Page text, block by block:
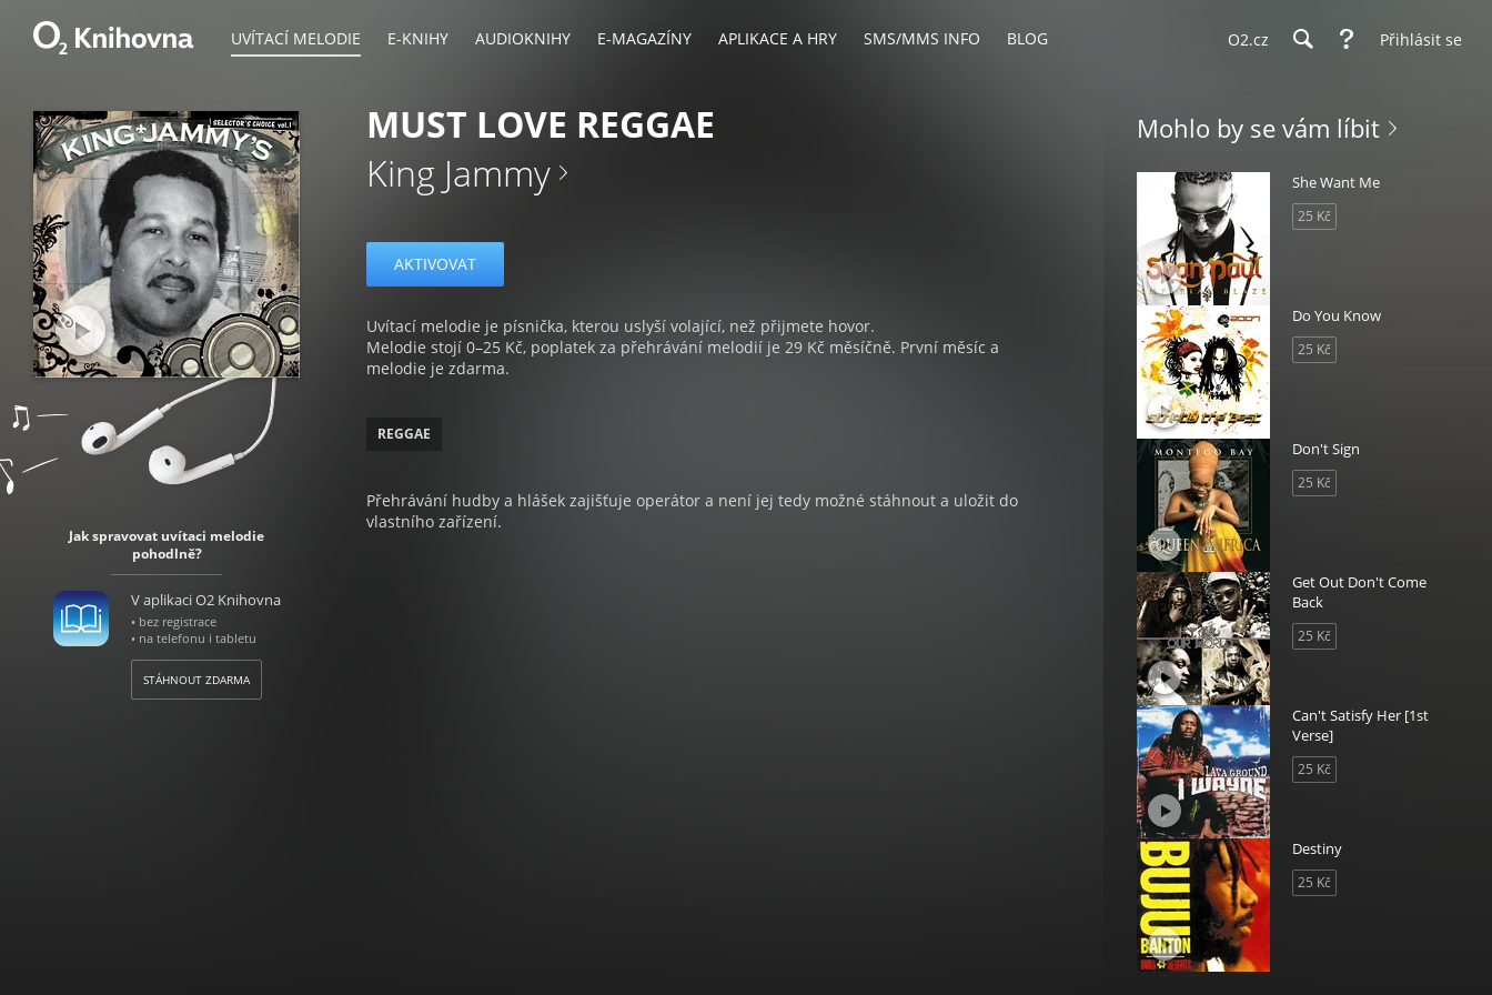
UVÍTACÍ MELODIE E-KNIHY AUDIOKNIHY E-MAGAZÍNY APLIKACE A HRY SMS/MMS INFO BLOG O2.cz Přihlásit se
Jak spravovat uvítaci melodie
pohodlně?
V aplikaci O2 Knihovna
• bez registrace
• na telefonu i tabletu
STÁHNOUT ZDARMA
MUST LOVE REGGAE
King Jammy
AKTIVOVAT
Uvítací melodie je písnička, kterou uslyší volající, než přijmete hovor.
Melodie stojí 0–25 Kč, poplatek za přehrávání melodií je 29 Kč měsíčně. První měsíc a
melodie je zdarma.
REGGAE
Přehrávání hudby a hlášek zajišťuje operátor a není jej tedy možné stáhnout a uložit do
vlastního zařízení.
Mohlo by se vám líbit
She Want Me
25 Kč
Do You Know
25 Kč
Don't Sign
25 Kč
Get Out Don't Come
Back
25 Kč
Can't Satisfy Her [1st
Verse]
25 Kč
Destiny
25 Kč